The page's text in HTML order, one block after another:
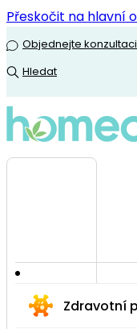
Přeskočit na hlavní
Objednejte
Hledat
Zdravotní